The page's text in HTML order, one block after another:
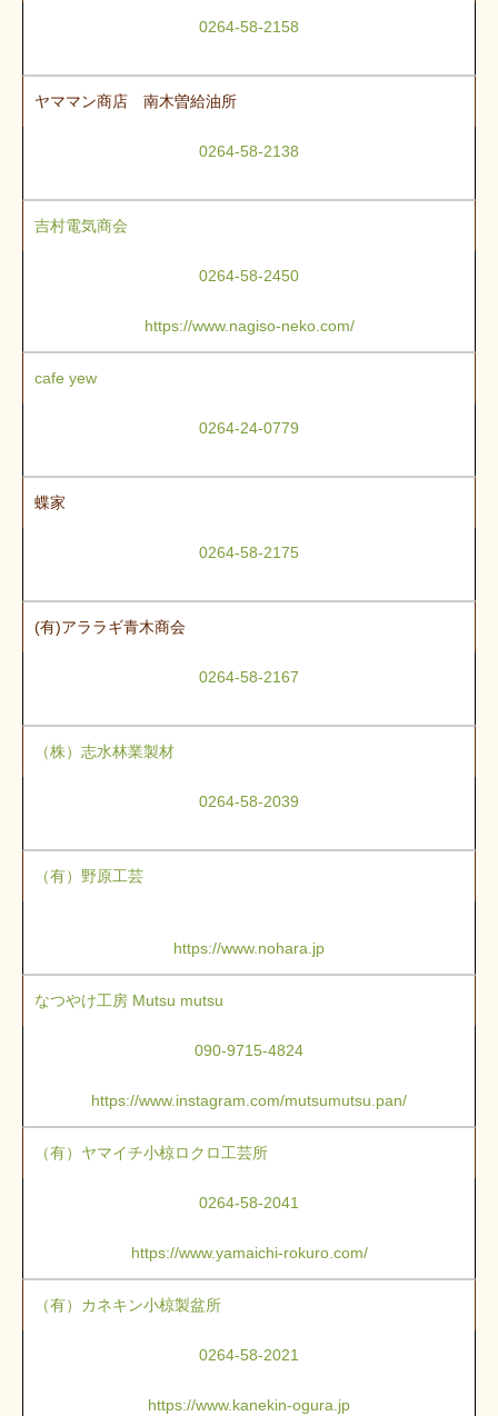
0264-58-2158
ヤママン商店 南木曽給油所
0264-58-2138
吉村電気商会
0264-58-2450
https://www.nagiso-neko.com/
cafe yew
0264-24-0779
蝶家
0264-58-2175
(有)アララギ青木商会
0264-58-2167
（株）志水林業製材
0264-58-2039
（有）野原工芸
https://www.nohara.jp
なつやけ工房 Mutsu mutsu
090-9715-4824
https://www.instagram.com/mutsumutsu.pan/
（有）ヤマイチ小椋ロクロ工芸所
0264-58-2041
https://www.yamaichi-rokuro.com/
（有）カネキン小椋製盆所
0264-58-2021
https://www.kanekin-ogura.jp